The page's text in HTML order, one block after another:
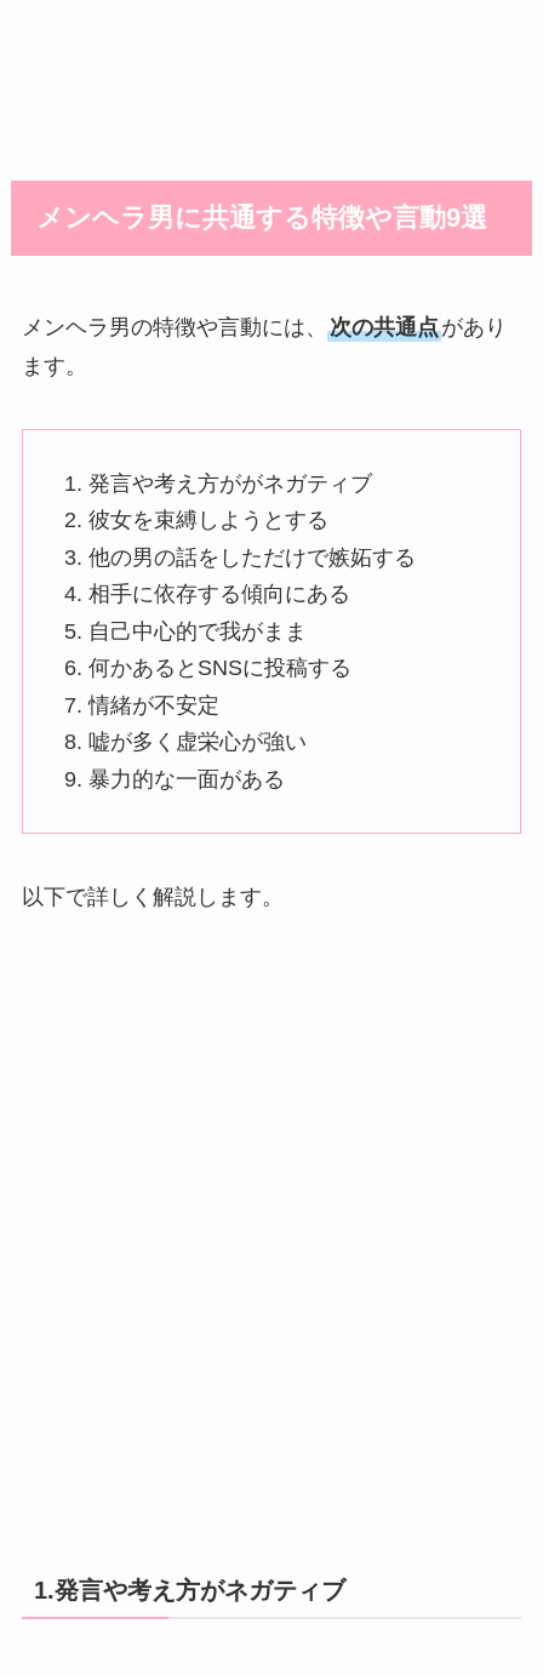
メンヘラ男に共通する特徴や言動9選
メンヘラ男の特徴や言動には、 次の共通点があり
ます。
発言や考え方ががネガティブ
彼女を束縛しようとする
他の男の話をしただけで嫉妬する
相手に依存する傾向にある
自己中心的で我がまま
何かあるとSNSに投稿する
情緒が不安定
嘘が多く虚栄心が強い
暴力的な一面がある
以下で詳しく解説します。
1.発言や考え方がネガティブ